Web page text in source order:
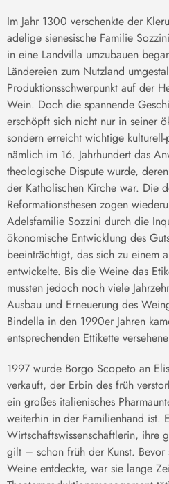
Im Jahr 1300 verschenkte der
adelige sienesische Familie
in eine Landvilla umzubauen
Ländereien zum Nutzland
Produktionsschwerpunkt auf der
Wein. Doch die spannende
erschöpft sich nicht nur in seiner
sondern erreicht wichtige
nämlich im 16. Jahrhundert das
theologische Dispute wurde,
der Katholischen Kirche war. Die
Reformationsthesen zogen
Adelsfamilie Sozzini durch die
ökonomische Entwicklung des
beeinträchtigt, das sich zu einem
entwickelte. Bis die Weine das
mussten jedoch noch viele
Ausbau und Erneuerung des
Bindella in den 1990er Jahren
entsprechenden Ettikette
1997 wurde Borgo Scopeto an
verkauft, der Erbin des früh
ein großes italienisches
weiterhin in der Familienhand ist.
Wirtschaftswissenschaftlerin,
gilt – schon früh der Kunst.
Weine entdeckte, war sie lange